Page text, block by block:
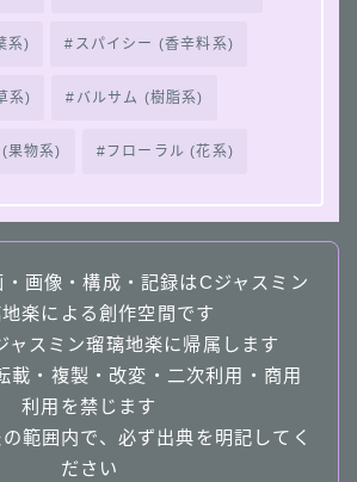
系) スパイシー (香辛料系)
系) バルサム (樹脂系)
果物系) フローラル (花系)
画像・構成・記録はCジャスミン
楽による創作空間です
ャスミン瑠璃地楽に帰属します
載・複製・改変・二次利用・商用
利用を禁じます
範囲内で、必ず出典を明記してく
ださい